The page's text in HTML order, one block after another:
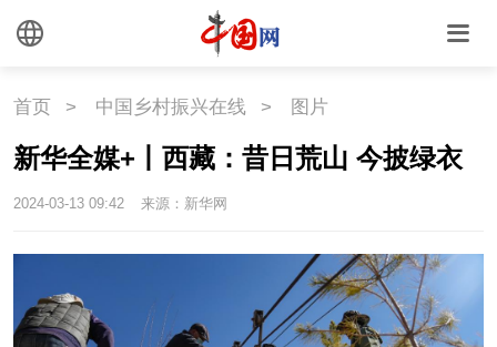
中国关键词
文化
文化 文创 艺术
中医
中国瓷
首页 > 中国乡村振兴在线 > 图片
新华全媒+丨西藏：昔日荒山 今披绿衣
2024-03-13 09:42 来源：新华网